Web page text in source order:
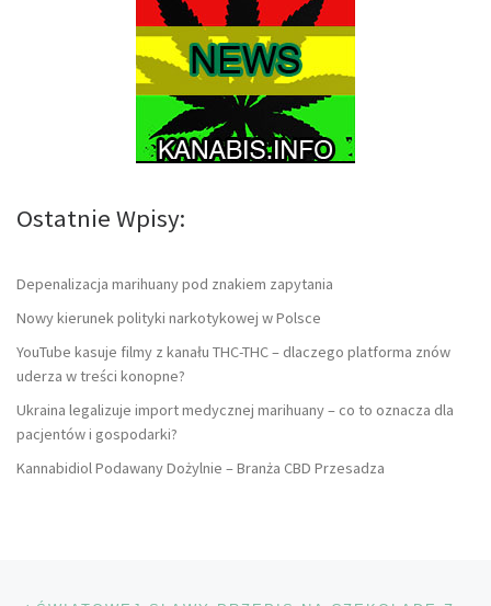
Ostatnie Wpisy:
Depenalizacja marihuany pod znakiem zapytania
Nowy kierunek polityki narkotykowej w Polsce
YouTube kasuje filmy z kanału THC-THC – dlaczego platforma znów
uderza w treści konopne?
Ukraina legalizuje import medycznej marihuany – co to oznacza dla
pacjentów i gospodarki?
Kannabidiol Podawany Dożylnie – Branża CBD Przesadza